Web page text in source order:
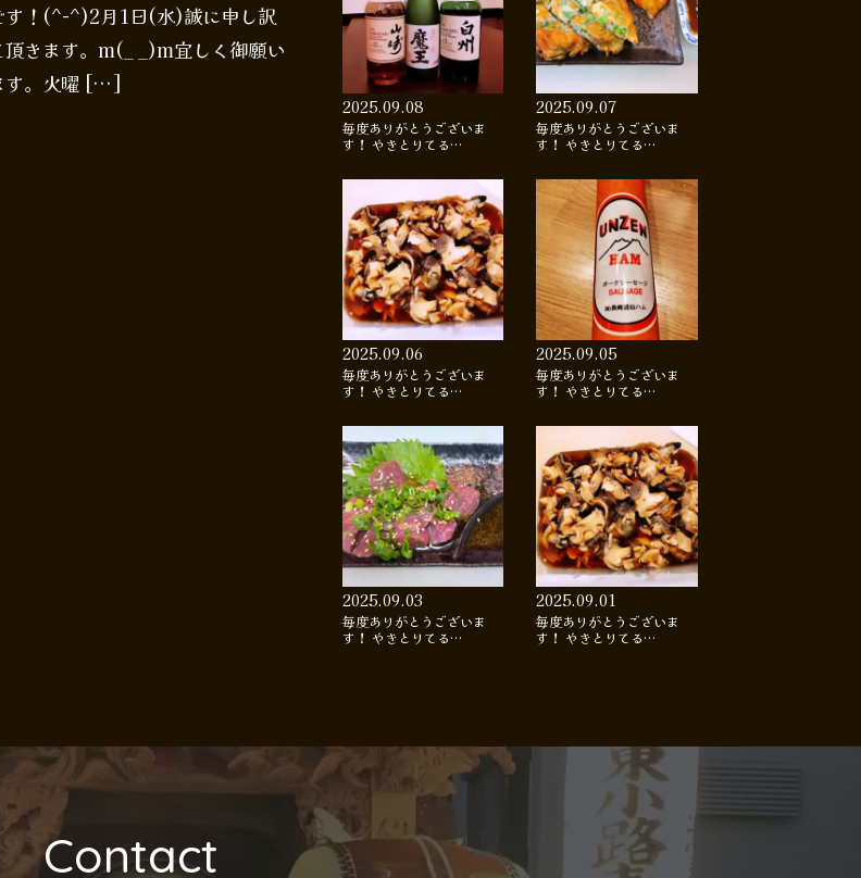
す！(^-^)2月1日(水)誠に申し訳
きます。m(_ _)m宜しく御願い
す。火曜 […]
2025.09.08
毎度ありがとうございま
す！ やきとりてる…
2025.09.07
毎度ありがとうございま
す！ やきとりてる…
2025.09.06
毎度ありがとうございま
す！ やきとりてる…
2025.09.05
毎度ありがとうございま
す！ やきとりてる…
2025.09.03
毎度ありがとうございま
す！ やきとりてる…
2025.09.01
毎度ありがとうございま
す！ やきとりてる…
Contact